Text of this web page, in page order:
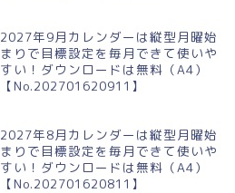
2027年9月カレンダーは縦型月曜始
まりで目標設定を毎月できて使いや
すい！ダウンロードは無料（A4）
【No.202701620911】
2027年8月カレンダーは縦型月曜始
まりで目標設定を毎月できて使いや
すい！ダウンロードは無料（A4）
【No.202701620811】